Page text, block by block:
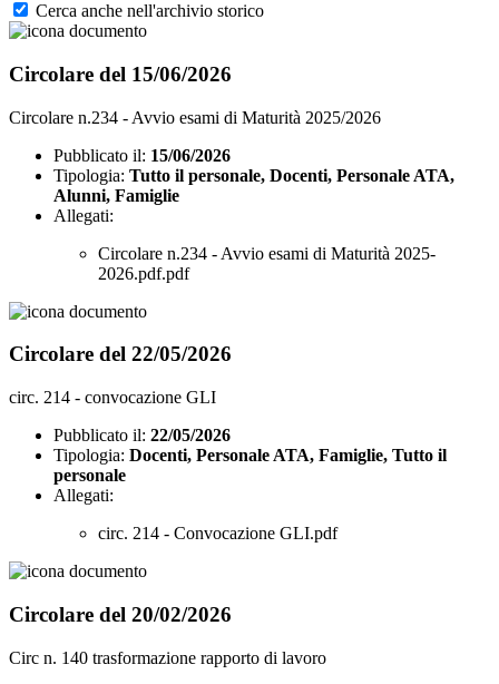
Cerca anche nell'archivio storico
Circolare del 15/06/2026
Circolare n.234 - Avvio esami di Maturità 2025/2026
Pubblicato il: 15/06/2026
Tipologia: Tutto il personale, Docenti, Personale ATA,
Alunni, Famiglie
Allegati:
Circolare n.234 - Avvio esami di Maturità 2025-
2026.pdf.pdf
Circolare del 22/05/2026
circ. 214 - convocazione GLI
Pubblicato il: 22/05/2026
Tipologia: Docenti, Personale ATA, Famiglie, Tutto il
personale
Allegati:
circ. 214 - Convocazione GLI.pdf
Circolare del 20/02/2026
Circ n. 140 trasformazione rapporto di lavoro